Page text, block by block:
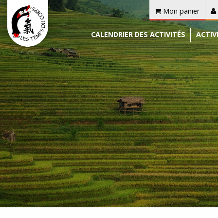
Mon panier
CALENDRIER DES ACTIVITÉS